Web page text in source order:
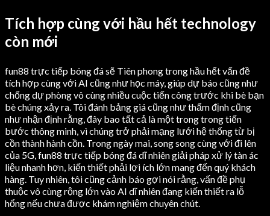
Tích hợp cùng với hầu hết technology
còn mới
fun88 trực tiếp bóng đá sẽ Tiên phong trong hầu hết vấn đề
tích hợp cùng với AI cũng như học máy, giúp dự báo cũng như
chống dự phòng vô cùng nhiều cuộc tiến công trước khi bè bạn
bè chúng xảy ra. Tôi đánh bảng giá cũng như thẩm định cũng
như nhận định rằng, đây bao tất cả là một trong trong tiến
bước thông minh, vì chúng trở phải mạng lưới hệ thống từ bị
cồn thành hành cồn. Trong ngày mai, song song cùng với đi lên
của 5G, fun88 trực tiếp bóng đá dĩ nhiên giải pháp xử lý tàn ác
liệu nhanh hơn, kiến thiết phải lợi ích lớn mang đến quý khách
hàng. Tuy nhiên, tôi cũng cảnh báo gợi nói rằng, vấn đề phụ
thuộc vô cùng rộng lớn vào AI dĩ nhiên đang kiến thiết ra lỗ
hổng nếu chưa được khám nghiệm chuyên chút.